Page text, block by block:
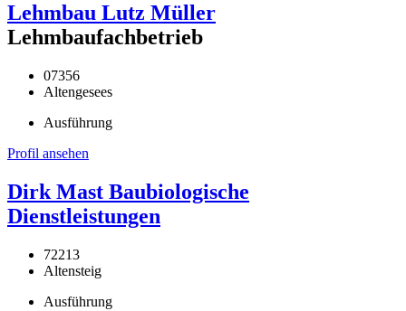
Lehmbau Lutz Müller
Lehmbaufachbetrieb
07356
Altengesees
Ausführung
Profil ansehen
Dirk Mast Baubiologische
Dienstleistungen
72213
Altensteig
Ausführung